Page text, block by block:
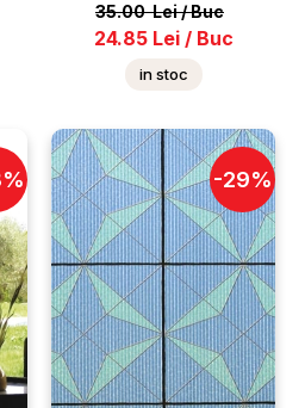
35.00 Lei/Buc
24.85 Lei / Buc
in stoc
% -29%